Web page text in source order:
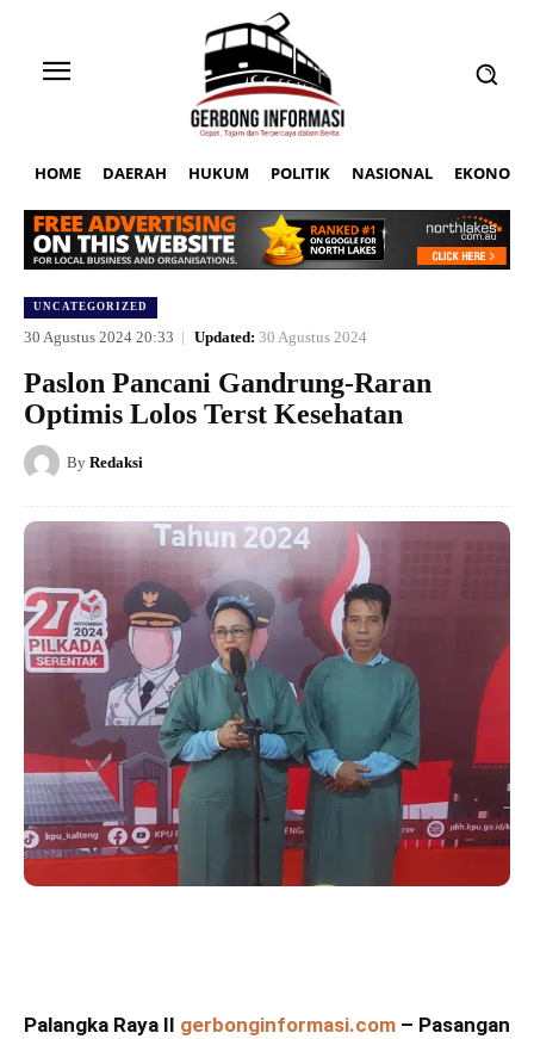
HOME DAERAH HUKUM POLITIK NASIONAL EKONOMI
UNCATEGORIZED
30 Agustus 2024 20:33 Updated: 30 Agustus 2024
Paslon Pancani Gandrung-Raran
Optimis Lolos Terst Kesehatan
By Redaksi
Palangka Raya II gerbonginformasi.com – Pasangan